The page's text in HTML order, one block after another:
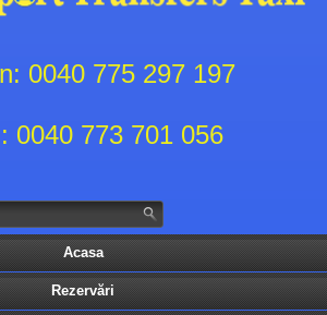
0040 775 297 197
0040 773 701 056
Acasa
Rezervări